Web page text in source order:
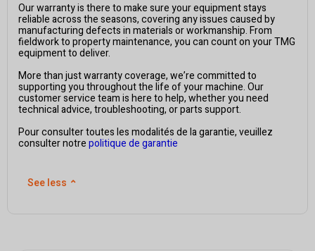
Our warranty is there to make sure your equipment stays
reliable across the seasons, covering any issues caused by
manufacturing defects in materials or workmanship. From
fieldwork to property maintenance, you can count on your TMG
equipment to deliver.
More than just warranty coverage, we’re committed to
supporting you throughout the life of your machine. Our
customer service team is here to help, whether you need
technical advice, troubleshooting, or parts support.
Pour consulter toutes les modalités de la garantie, veuillez
consulter notrepolitique de garantie
See less ⌃